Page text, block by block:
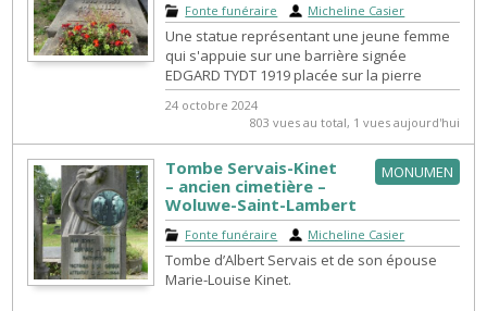
Fonte funéraire Micheline Casier
Une statue représentant une jeune femme
qui s'appuie sur une barrière signée
EDGARD TYDT 1919 placée sur la pierre
tombale.
24 octobre 2024
803 vues au total, 1 vues aujourd'hui
MONUMEN
Tombe Servais-Kinet
– ancien cimetière –
Woluwe-Saint-Lambert
Fonte funéraire Micheline Casier
Tombe d’Albert Servais et de son épouse
Marie-Louise Kinet.